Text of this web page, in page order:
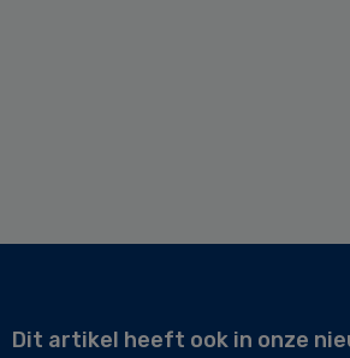
Dit artikel heeft ook in onze